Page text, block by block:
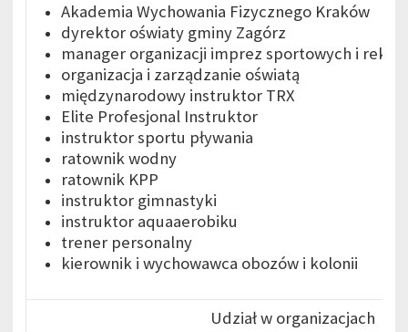
Akademia Wychowania Fizycznego Kraków
dyrektor oświaty gminy Zagórz
manager organizacji imprez sportowych i
organizacja i zarządzanie oświatą
międzynarodowy instruktor TRX
Elite Profesjonal Instruktor
instruktor sportu pływania
ratownik wodny
ratownik KPP
instruktor gimnastyki
instruktor aquaaerobiku
trener personalny
kierownik i wychowawca obozów i kolonii
Udział w organizacjach